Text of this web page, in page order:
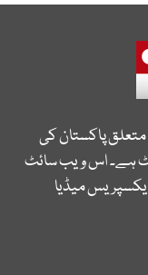
پاکستان کی
ہے۔ اس ویب سائٹ
میڈیا